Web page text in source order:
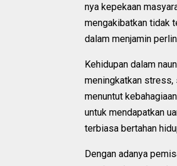
nya kepekaan
mengakibatkan tidak
dalam menjamin
Kehidupan dalam
meningkatkan stress,
menuntut
untuk mendapatkan
terbiasa bertahan
Dengan adanya